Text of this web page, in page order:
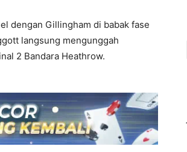
dengan Gillingham di babak fase
langsung mengunggah
2 Bandara Heathrow.